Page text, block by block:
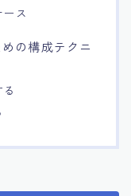
ス
の構成テクニ